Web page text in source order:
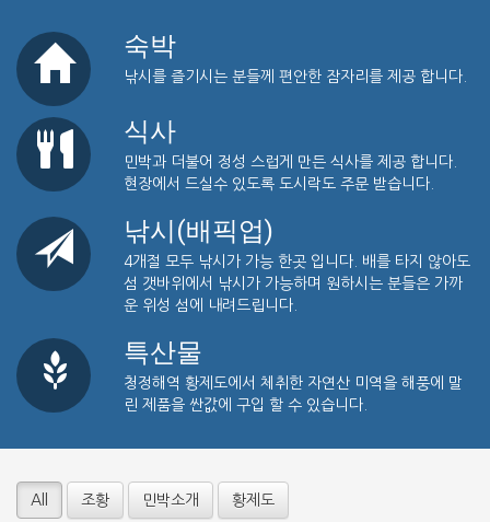
숙박
낚시를 즐기시는 분들께 편안한 잠자리를 제공 합니다.
식사
민박과 더불어 정성 스럽게 만든 식사를 제공 합니다.
현장에서 드실수 있도록 도시락도 주문 받습니다.
낚시(배픽업)
4개절 모두 낚시가 가능 한곳 입니다. 배를 타지 않아도
섬 갯바위에서 낚시가 가능하며 원하시는 분들은 가까
운 위성 섬에 내려드립니다.
특산물
청정해역 황제도에서 체취한 자연산 미역을 해풍에 말
린 제품을 싼값에 구입 할 수 있습니다.
All 조황 민박소개 황제도